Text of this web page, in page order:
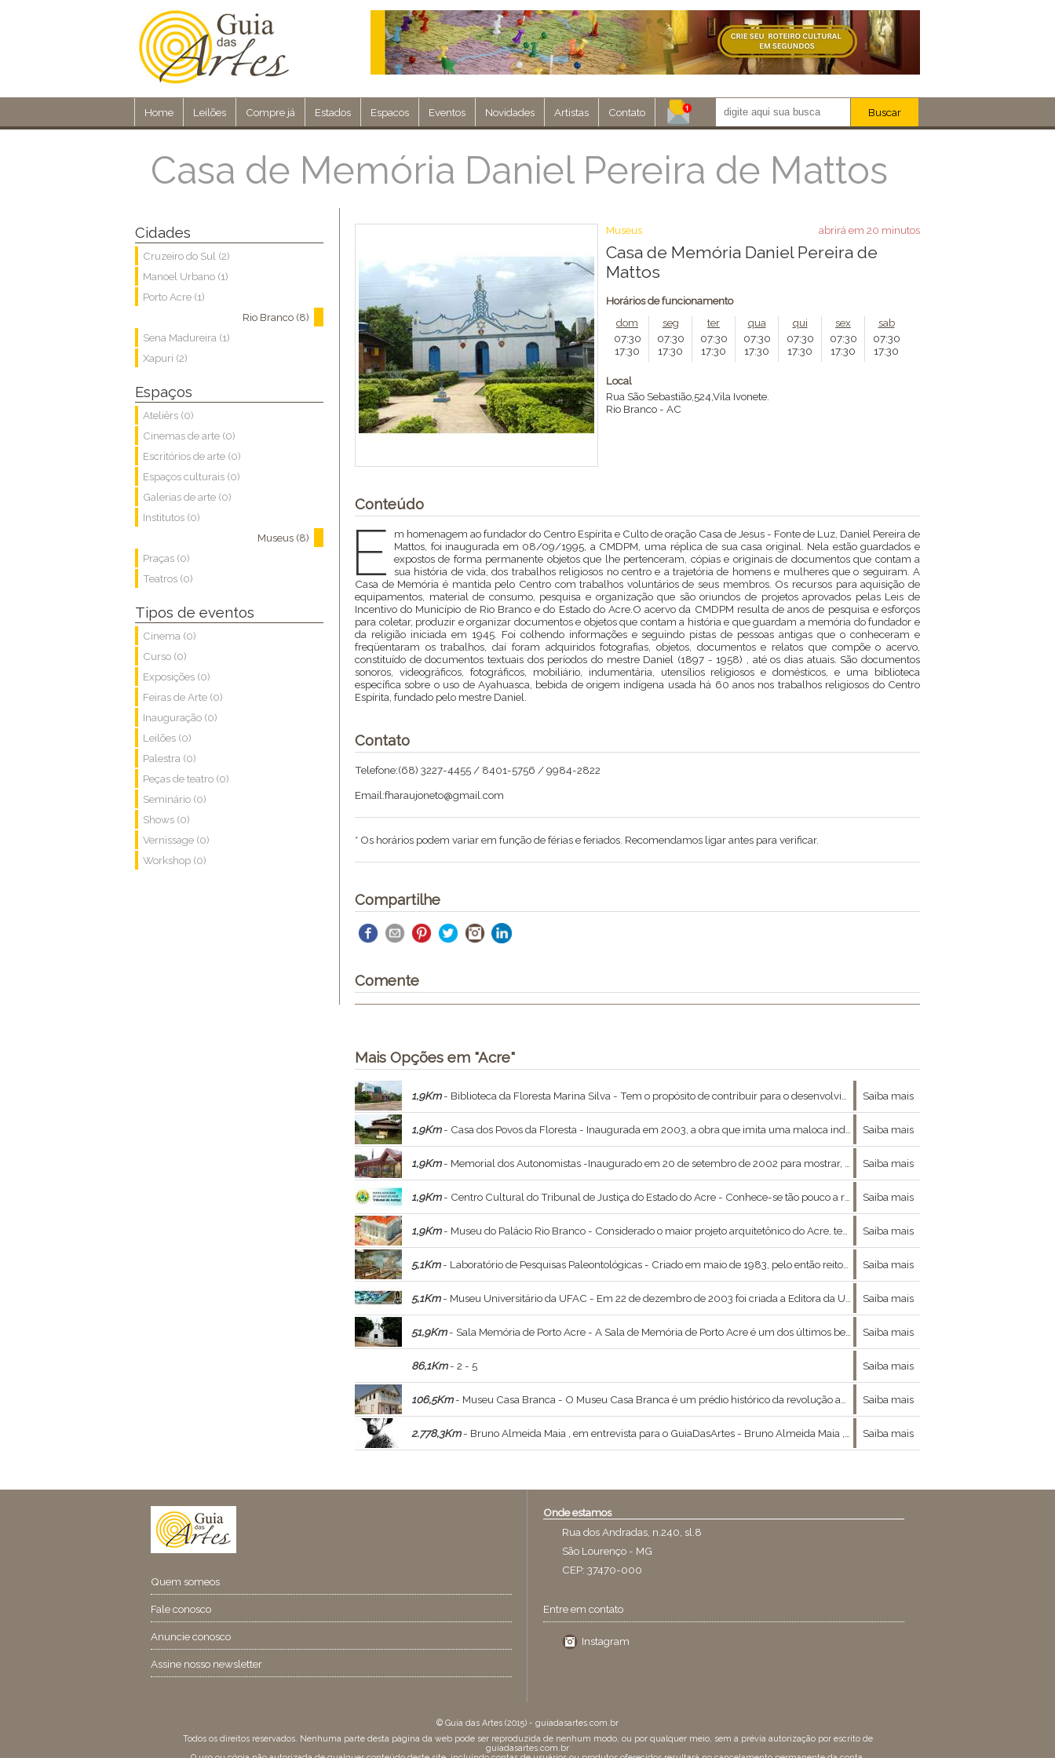
Home Leilões Compre já Estados Espacos Eventos Novidades Artistas Contato Buscar
Eventos
Casa de Memória Daniel Pereira de Mattos
Cidades
Cruzeiro do Sul (2)
Manoel Urbano (1)
Porto Acre (1)
Rio Branco (8)
Sena Madureira (1)
Xapuri (2)
Espaços
Ateliêrs (0)
Cinemas de arte (0)
Escritórios de arte (0)
Espaços culturais (0)
Galerias de arte (0)
Institutos (0)
Museus (8)
Praças (0)
Teatros (0)
Tipos de eventos
Cinema (0)
Curso (0)
Exposições (0)
Feiras de Arte (0)
Inauguração (0)
Leilões (0)
Palestra (0)
Peças de teatro (0)
Seminário (0)
Shows (0)
Vernissage (0)
Workshop (0)
abrirá em 20 minutos
Museus
Casa de Memória Daniel Pereira de
Mattos
Horários de funcionamento
dom
07:30
17:30
seg
07:30
17:30
ter
07:30
17:30
qua
07:30
17:30
qui
07:30
17:30
sex
07:30
17:30
sab
07:30
17:30
Local
Rua São Sebastião,524,Vila Ivonete.
Rio Branco - AC
Conteúdo
E
m homenagem ao fundador do Centro Espírita e Culto de oração Casa de Jesus - Fonte de Luz, Daniel Pereira de
Mattos, foi inaugurada em 08/09/1995, a CMDPM, uma réplica de sua casa original. Nela estão guardados e
expostos de forma permanente objetos que lhe pertenceram, cópias e originais de documentos que contam a
sua história de vida, dos trabalhos religiosos no centro e a trajetória de homens e mulheres que o seguiram. A
Casa de Memória é mantida pelo Centro com trabalhos voluntários de seus membros. Os recursos para aquisição de
equipamentos, material de consumo, pesquisa e organização que são oriundos de projetos aprovados pelas Leis de
Incentivo do Município de Rio Branco e do Estado do Acre.O acervo da CMDPM resulta de anos de pesquisa e esforços
para coletar, produzir e organizar documentos e objetos que contam a história e que guardam a memória do fundador e
da religião iniciada em 1945. Foi colhendo informações e seguindo pistas de pessoas antigas que o conheceram e
freqüentaram os trabalhos, daí foram adquiridos fotografias, objetos, documentos e relatos que compõe o acervo,
constituído de documentos textuais dos períodos do mestre Daniel (1897 - 1958) , até os dias atuais. São documentos
sonoros, videográficos, fotográficos, mobiliário, indumentária, utensílios religiosos e domésticos, e uma biblioteca
específica sobre o uso de Ayahuasca, bebida de origem indígena usada há 60 anos nos trabalhos religiosos do Centro
Espírita, fundado pelo mestre Daniel.
Contato
Telefone:(68) 3227-4455 / 8401-5756 / 9984-2822
Email:fharaujoneto@gmail.com
* Os horários podem variar em função de férias e feriados. Recomendamos ligar antes para verificar.
Compartilhe
Comente
Mais Opções em "Acre"
1,9Km- Biblioteca da Floresta Marina Silva - Tem o propósito de contribuir para o desenvolvimento sustentável, reunindo e colocando à disposição dos pesquisadores e da sociedade as informações e as experiências do governo e dos movimentos socioambientais. Saiba mais
1,9Km- Casa dos Povos da Floresta - Inaugurada em 2003, a obra que imita uma maloca indígena trata da história de ribeirinhos, seringueiros e índios. Saiba mais
1,9Km- Memorial dos Autonomistas -Inaugurado em 20 de setembro de 2002 para mostrar, difundir e preservar a história do Movimento Autonomista do Acre, movimento político responsável pela emancipação do Acre à condição de Estado. Saiba mais
1,9Km- Centro Cultural do Tribunal de Justiça do Estado do Acre - Conhece-se tão pouco a respeito dos Tribunais de Apelação do Território do Acre, que não seria exagero afirmar que, na verdade, não se conhece quase nada. Saiba mais
1,9Km- Museu do Palácio Rio Branco - Considerado o maior projeto arquitetônico do Acre, teve seu processo de tombamento concluído em dezembro de 2005. Saiba mais
5,1Km- Laboratório de Pesquisas Paleontológicas - Criado em maio de 1983, pelo então reitor Áulio Gélio Alves de Souza, com o objetivo de ser um instrumento de pesquisa, ensino e extensão, o Laboratório de Paleontologia da Universidade Federal do Acre (Ufac) ostenta, hoje, mais de cinco mil peças, coleta Saiba mais
5,1Km- Museu Universitário da UFAC - Em 22 de dezembro de 2003 foi criada a Editora da UFAC, através da Resolução nº 20. Saiba mais
51,9Km- Sala Memória de Porto Acre - A Sala de Memória de Porto Acre é um dos últimos bens arquitetônicos do município, distante 58 quilômetro de Rio Branco, é a réplica de uma velha igreja construída no final da década de 1940. Saiba mais
86,1Km- 2 - 5 Saiba mais
106,5Km- Museu Casa Branca - O Museu Casa Branca é um prédio histórico da revolução acreana, construído na primeira década do século XX. Passou a ser utilizado como Centro Cultural oferecendo exposições de objetos históricos da revolução, espaço para cursos, capacitações, palestras e Saiba mais
2.778,3Km- Bruno Almeida Maia , em entrevista para o GuiaDasArtes - Bruno Almeida Maia , ministrante do curso Constelações Visionárias , a relação entre moda , arte e filosofia nos concedeu a ótima entrevista que se segue : Saiba mais
Quem someos
Fale conosco
Anuncie conosco
Assine nosso newsletter
Onde estamos
Rua dos Andradas, n.240, sl.8
São Lourenço - MG
CEP: 37470-000
Entre em contato
Instagram
© Guia das Artes (2015) - guiadasartes.com.br
Todos os direitos reservados. Nenhuma parte desta página da web pode ser reproduzida de nenhum modo, ou por qualquer meio, sem a prévia autorização por escrito de
guiadasartes.com.br